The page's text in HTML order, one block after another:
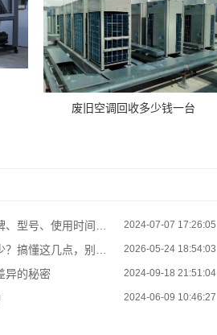
废旧空调回收多少钱一台
用时间，关键影响因素！ 2024-07-07 17:26:05
这几点，别再被坑了！ 2026-05-24 18:54:03
异的秘密 2024-09-18 21:51:04
2024-06-09 10:46:27